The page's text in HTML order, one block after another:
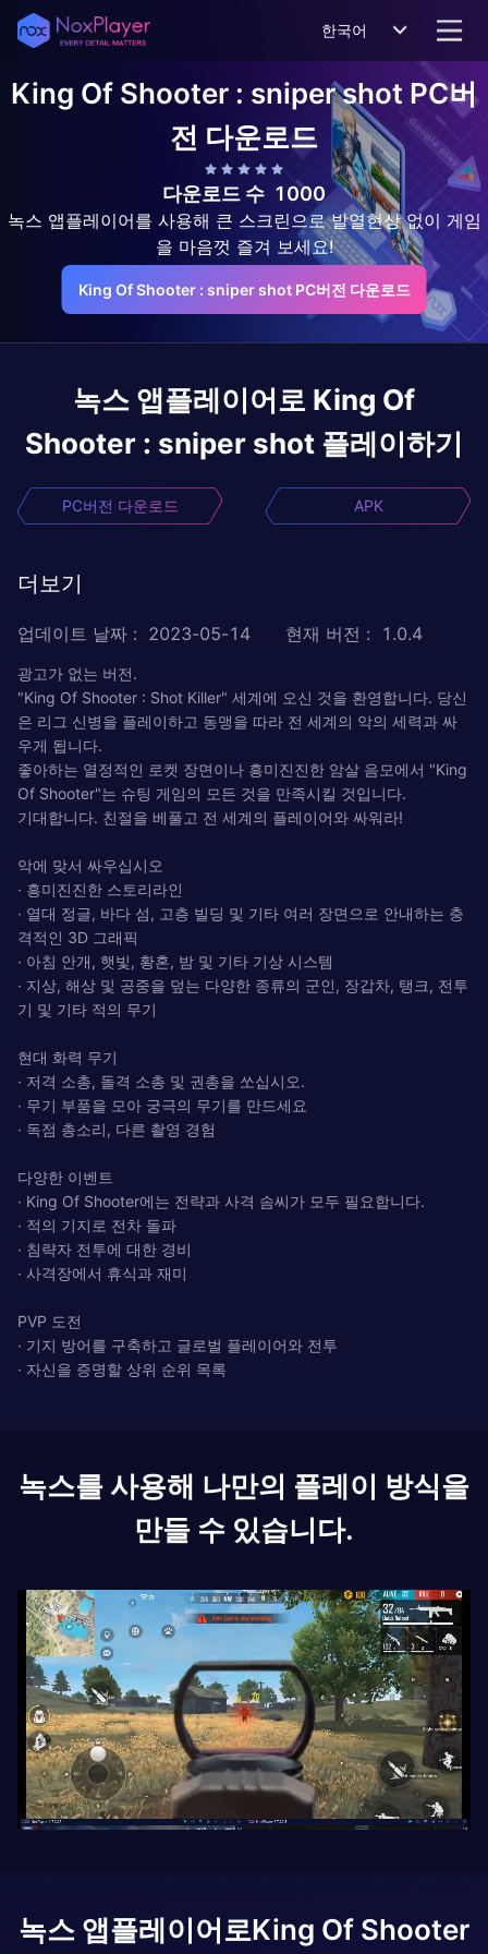
한국어
King Of Shooter : sniper shot PC버
전 다운로드
다운로드 수 1000
녹스 앱플레이어를 사용해 큰 스크린으로 발열현상 없이 게임
을 마음껏 즐겨 보세요!
King Of Shooter : sniper shot PC버전 다운로드
녹스 앱플레이어로 King Of
Shooter : sniper shot 플레이하기
PC버전 다운로드 APK
더보기
업데이트 날짜 : 2023-05-14 현재 버전 : 1.0.4
광고가 없는 버전.
"King Of Shooter : Shot Killer" 세계에 오신 것을 환영합니다. 당신
은 리그 신병을 플레이하고 동맹을 따라 전 세계의 악의 세력과 싸
우게 됩니다.
좋아하는 열정적인 로켓 장면이나 흥미진진한 암살 음모에서 "King
Of Shooter"는 슈팅 게임의 모든 것을 만족시킬 것입니다.
기대합니다. 친절을 베풀고 전 세계의 플레이어와 싸워라!
악에 맞서 싸우십시오
· 흥미진진한 스토리라인
· 열대 정글, 바다 섬, 고층 빌딩 및 기타 여러 장면으로 안내하는 충
격적인 3D 그래픽
· 아침 안개, 햇빛, 황혼, 밤 및 기타 기상 시스템
· 지상, 해상 및 공중을 덮는 다양한 종류의 군인, 장갑차, 탱크, 전투
기 및 기타 적의 무기
현대 화력 무기
· 저격 소총, 돌격 소총 및 권총을 쏘십시오.
· 무기 부품을 모아 궁극의 무기를 만드세요
· 독점 총소리, 다른 촬영 경험
다양한 이벤트
· King Of Shooter에는 전략과 사격 솜씨가 모두 필요합니다.
· 적의 기지로 전차 돌파
· 침략자 전투에 대한 경비
· 사격장에서 휴식과 재미
PVP 도전
· 기지 방어를 구축하고 글로벌 플레이어와 전투
· 자신을 증명할 상위 순위 목록
녹스를 사용해 나만의 플레이 방식을
만들 수 있습니다.
녹스 앱플레이어로King Of Shooter